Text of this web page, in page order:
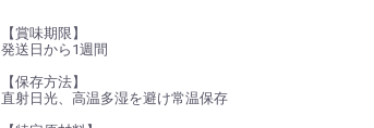
【賞味期限】
発送日から1週間
【保存方法】
直射日光、高温多湿を避け常温保存